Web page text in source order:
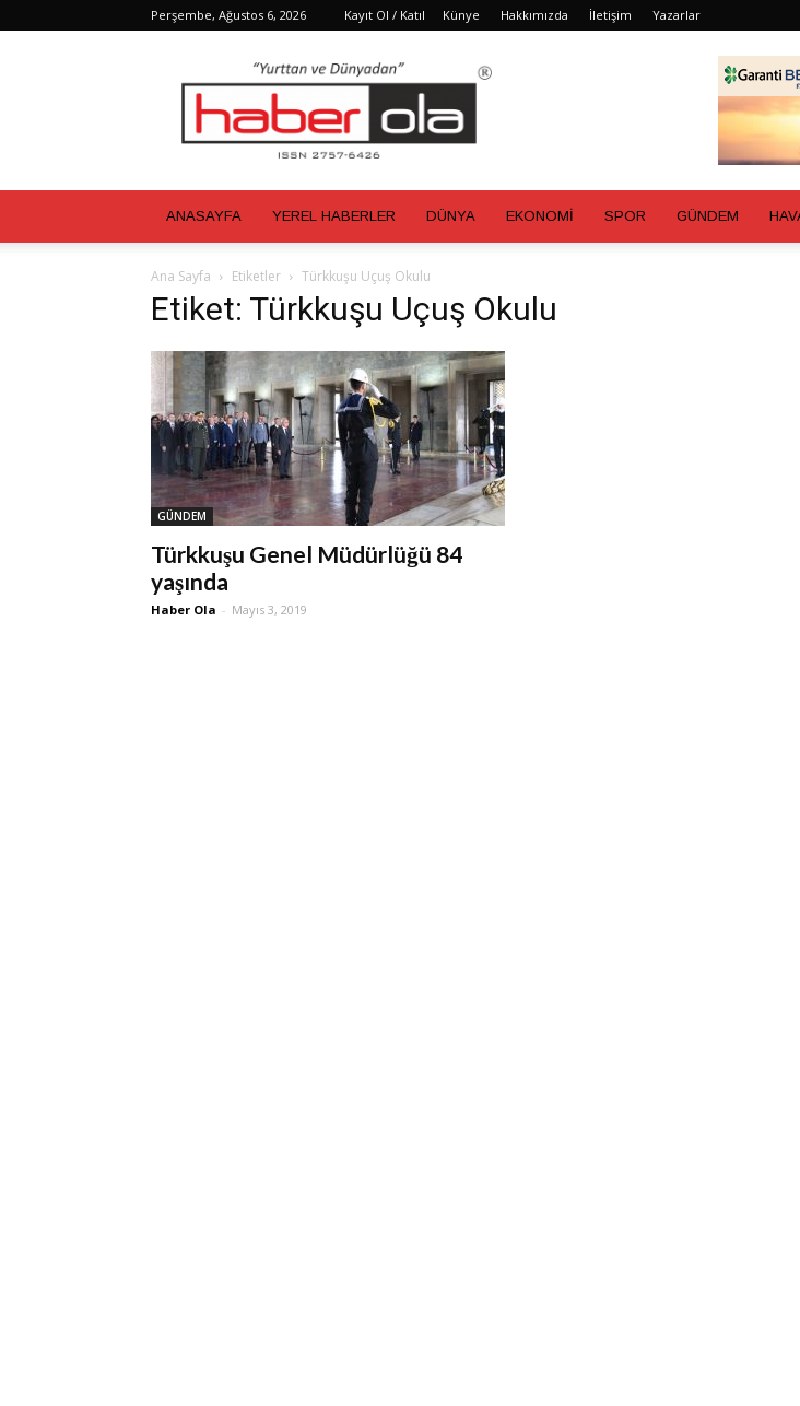
Perşembe, Ağustos 6, 2026 Kayıt Ol / Katıl Künye Hakkımızda İletişim Yazarlar
ANASAYFA YEREL HABERLER DÜNYA EKONOMİ SPOR GÜNDEM
Ana Sayfa Etiketler Türkkuşu Uçuş Okulu
Etiket: Türkkuşu Uçuş Okulu
GÜNDEM
Türkkuşu Genel Müdürlüğü 84
yaşında
Haber Ola - Mayıs 3, 2019